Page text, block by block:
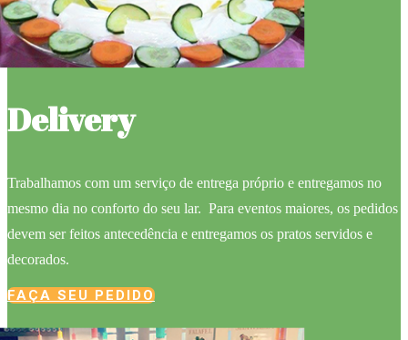
Delivery
Trabalhamos com um serviço de entrega próprio e entregamos no
mesmo dia no conforto do seu lar. Para eventos maiores, os pedidos
devem ser feitos antecedência e entregamos os pratos servidos e
decorados.
FAÇA SEU PEDIDO